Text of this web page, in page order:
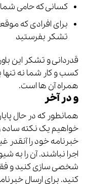
کسانی که حامی
برای افرادی که
تشکر بفرستید
قدردانی و تشکر این
کسب و کار شما نه
همراه آن ها است.
و در آخر
همانطور که در حال
خواهیم یک نکته ساده
خبرنامه خود را آنقدر
اجرا نباشند. آن را به
شخصی سازی کنید و
کنید. برای ارسال